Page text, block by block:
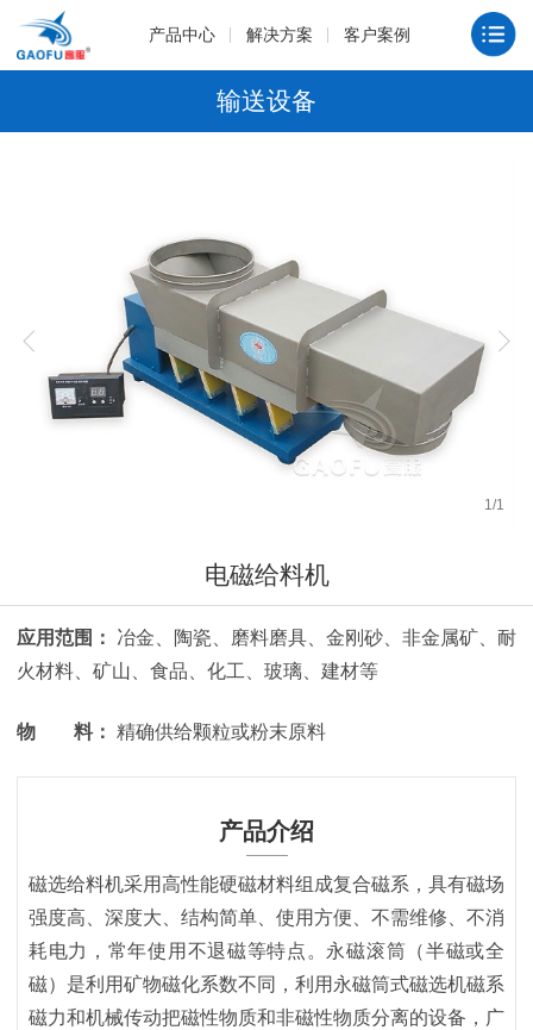
产品中心 解决方案 客户案例
输送设备
1 /1
电磁给料机
应用范围：
冶金、陶瓷、磨料磨具、金刚砂、非金属矿、耐
火材料、矿山、食品、化工、玻璃、建材等
物 料： 精确供给颗粒或粉末原料
产品介绍
磁选给料机采用高性能硬磁材料组成复合磁系，具有磁场
强度高、深度大、结构简单、使用方便、不需维修、不消
耗电力，常年使用不退磁等特点。永磁滚筒（半磁或全
磁）是利用矿物磁化系数不同，利用永磁筒式磁选机磁系
磁力和机械传动把磁性物质和非磁性物质分离的设备，广